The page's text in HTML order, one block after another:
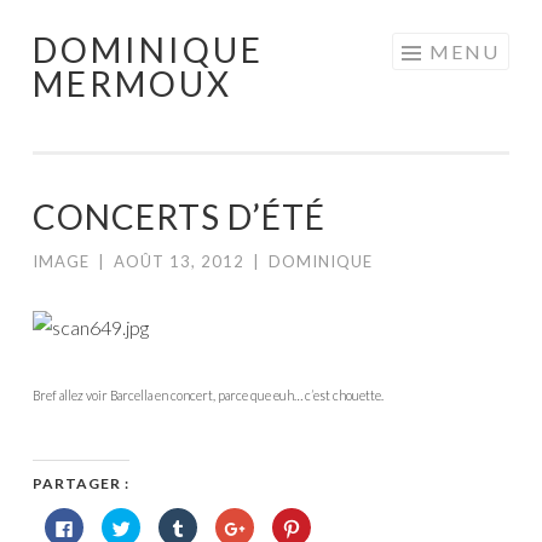
Aller
au
DOMINIQUE
MERMOUX
MENU
CONCERTS D’ÉTÉ
IMAGE AOÛT 13, 2012 DOMINIQUE
Bref allez voir Barcella en concert, parce que euh… c’est chouette.
PARTAGER :
Cliquez
pour
Cliquez
pour
Cliquez
pour
Cliquez
pour
Cliquez
pour